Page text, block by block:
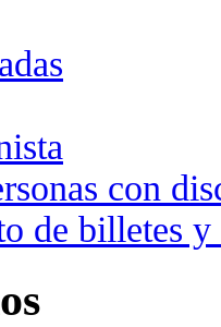
con
de billetes y